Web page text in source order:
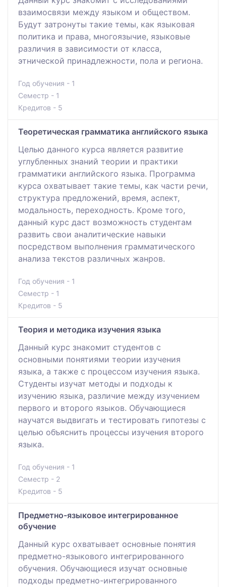
взаимосвязи между языком и обществом.
Будут затронуты такие темы, как языковая
политика и права, многоязычие, языковые
различия в зависимости от класса,
этнической принадлежности, пола и региона.
Год обучения - 1
Семестр - 1
Кредитов - 5
Теоретическая грамматика английского языка
Целью данного курса является развитие
углубленных знаний теории и практики
грамматики английского языка. Программа
курса охватывает такие темы, как части речи,
структура предложений, время, аспект,
модальность, переходность. Кроме того,
данный курс даст возможность студентам
развить свои аналитические навыки
посредством выполнения грамматического
анализа текстов различных жанров.
Год обучения - 1
Семестр - 1
Кредитов - 5
Теория и методика изучения языка
Данный курс знакомит студентов с
основными понятиями теории изучения
языка, а также с процессом изучения языка.
Студенты изучат методы и подходы к
изучению языка, различие между изучением
первого и второго языков. Обучающиеся
научатся выдвигать и тестировать гипотезы с
целью объяснить процессы изучения второго
языка.
Год обучения - 1
Семестр - 2
Кредитов - 5
Предметно-языковое интегрированное
обучение
Данный курс охватывает основные понятия
предметно-языкового интегрированного
обучения. Обучающиеся изучат основные
подходы предметно-интегрированного